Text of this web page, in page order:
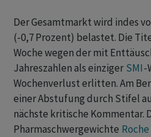
Der Gesamtmarkt wird indes
(-0,7 Prozent) belastet. Die
Woche wegen der mit
Jahreszahlen als einziger SMI-
Wochenverlust erlitten. Am
einer Abstufung durch Stifel
nächste kritische Kommentar.
Pharmaschwergewichte Roche